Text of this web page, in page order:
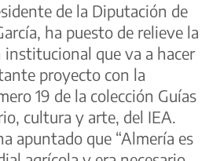
de la Diputación de
ha puesto de relieve la
que va a hacer
proyecto con la
19 de la colección Guías
cultura y arte, del IEA.
apuntado que “Almería es